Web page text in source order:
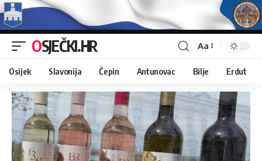
OSJEČKI.HR Aa
Osijek Slavonija Čepin Antunovac Bilje Erdut